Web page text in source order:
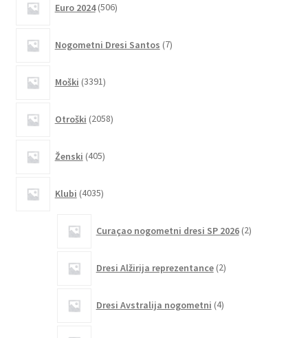
Euro 2024 506izdelkov
Nogometni Dresi Santos 7izdelkov
Moški 3391izdelkov
Otroški 2058izdelkov
Ženski 405izdelkov
Klubi 4035izdelkov
Curaçao nogometni dresi SP 2026 2izdelka
Dresi Alžirija reprezentance 2izdelka
Dresi Avstralija nogometni 4izdelki